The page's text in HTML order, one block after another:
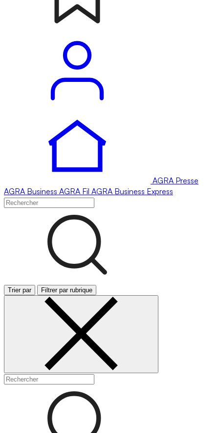
AGRA Presse
AGRA Business AGRA Fil AGRA Business Express
Trier par Filtrer par rubrique